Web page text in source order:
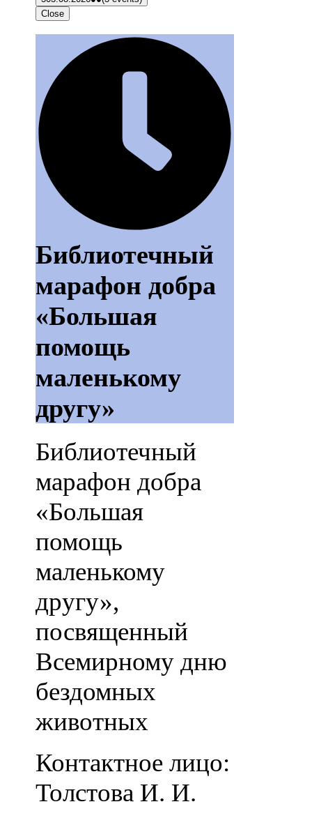
Close
Библиотечный
марафон добра
«Большая
помощь
маленькому
другу»
Библиотечный
марафон добра
«Большая
помощь
маленькому
другу»,
посвященный
Всемирному дню
бездомных
животных
Контактное лицо:
Толстова И. И.